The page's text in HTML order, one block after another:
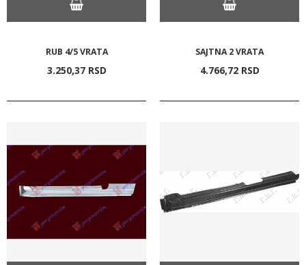
RUB 4/5 VRATA
3.250,37 RSD
SAJTNA 2 VRATA
4.766,72 RSD